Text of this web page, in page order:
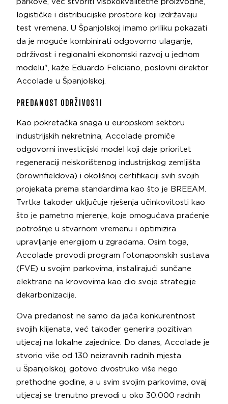
parkove, već stvoriti visokokvalitetne proizvodne,
logističke i distribucijske prostore koji izdržavaju
test vremena. U Španjolskoj imamo priliku pokazati
da je moguće kombinirati odgovorno ulaganje,
održivost i regionalni ekonomski razvoj u jednom
modelu", kaže Eduardo Feliciano, poslovni direktor
Accolade u Španjolskoj.
PREDANOST ODRŽIVOSTI
Kao pokretačka snaga u europskom sektoru
industrijskih nekretnina, Accolade promiče
odgovorni investicijski model koji daje prioritet
regeneraciji neiskorištenog industrijskog zemljišta
(brownfieldova) i okolišnoj certifikaciji svih svojih
projekata prema standardima kao što je BREEAM.
Tvrtka također uključuje rješenja učinkovitosti kao
što je pametno mjerenje, koje omogućava praćenje
potrošnje u stvarnom vremenu i optimizira
upravljanje energijom u zgradama. Osim toga,
Accolade provodi program fotonaponskih sustava
(FVE) u svojim parkovima, instalirajući sunčane
elektrane na krovovima kao dio svoje strategije
dekarbonizacije.
Ova predanost ne samo da jača konkurentnost
svojih klijenata, već također generira pozitivan
utjecaj na lokalne zajednice. Do danas, Accolade je
stvorio više od 130 neizravnih radnih mjesta
u Španjolskoj, gotovo dvostruko više nego
prethodne godine, a u svim svojim parkovima, ovaj
utjecaj se trenutno prevodi u oko 30.000 radnih